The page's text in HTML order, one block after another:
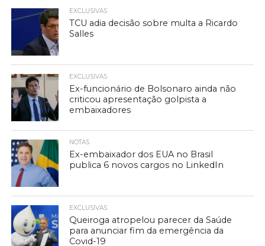
EXCLUSIVAS
TCU adia decisão sobre multa a Ricardo
Salles
EXCLUSIVAS
Ex-funcionário de Bolsonaro ainda não
criticou apresentação golpista a
embaixadores
NOTAS
Ex-embaixador dos EUA no Brasil
publica 6 novos cargos no LinkedIn
EXCLUSIVAS
Queiroga atropelou parecer da Saúde
para anunciar fim da emergência da
Covid-19